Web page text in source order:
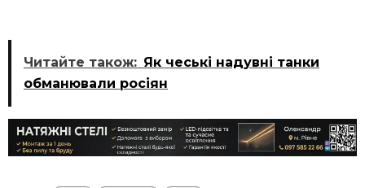
Читайте також: Як чеські надувні танки
обманювали росіян